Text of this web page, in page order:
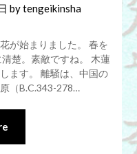
bytengeikinsha
が始まりました。 春を
楚。素敵ですね。 木蓮
ます。 離騒は、中国の
（B.C.343-278…